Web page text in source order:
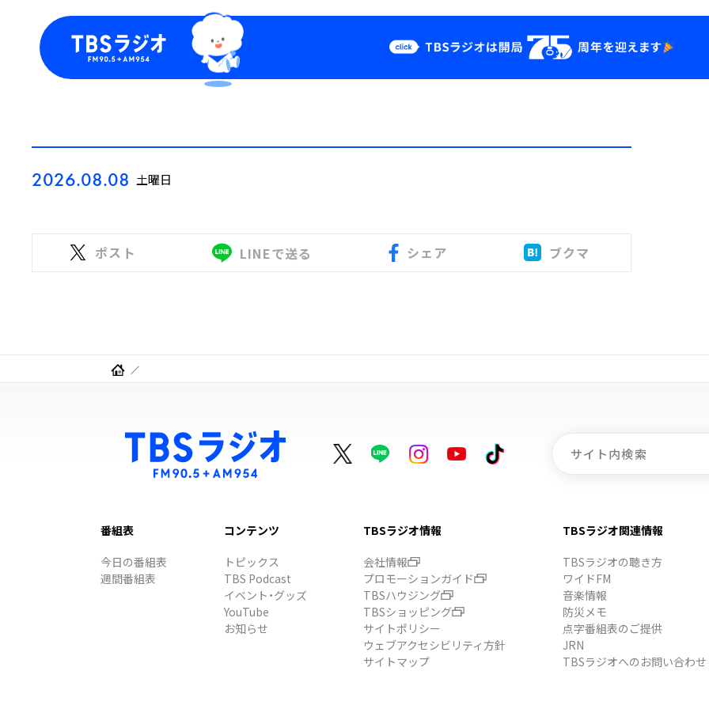
Podcast
YouTube
2026.08.08 土曜日
ポスト LINEで送る シェア ブクマ
番組表
今日の番組表
週間番組表
コンテンツ
トピックス
TBS Podcast
イベント・グッズ
YouTube
お知らせ
TBSラジオ情報
会社情報
プロモーションガイド
TBSハウジング
TBSショッピング
サイトポリシー
ウェブアクセシビリティ方針
サイトマップ
TBSラジオ関連情報
TBSラジオの聴き方
ワイドFM
音楽情報
防災メモ
点字番組表のご提供
JRN
TBSラジオへのお問い合わせ